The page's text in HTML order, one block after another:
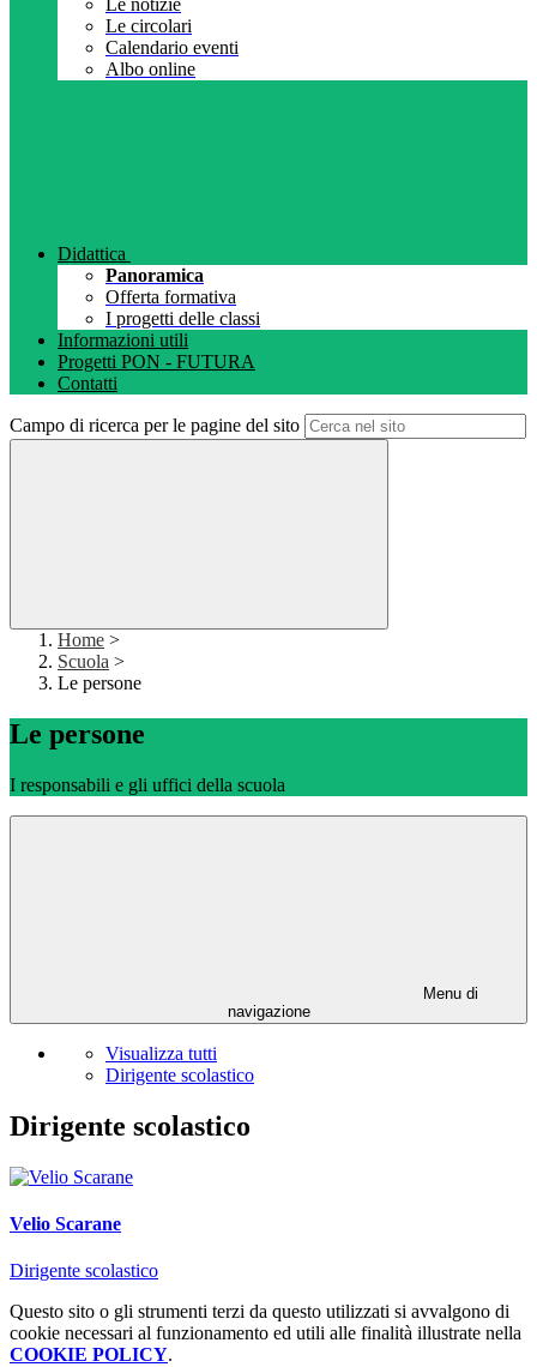
Le notizie
Le circolari
Calendario eventi
Albo online
Didattica
Panoramica
Offerta formativa
I progetti delle classi
Informazioni utili
Progetti PON - FUTURA
Contatti
Campo di ricerca per le pagine del sito
Home >
Scuola >
Le persone
Le persone
I responsabili e gli uffici della scuola
Menu di
navigazione
Visualizza tutti
Dirigente scolastico
Dirigente scolastico
Velio Scarane
Dirigente scolastico
Questo sito o gli strumenti terzi da questo utilizzati si avvalgono di
cookie necessari al funzionamento ed utili alle finalità illustrate nella
COOKIE POLICY.